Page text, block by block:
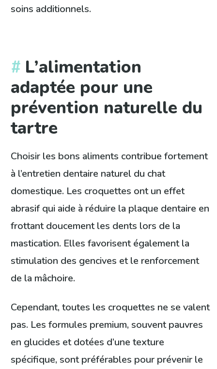
soins additionnels.
L’alimentation
adaptée pour une
prévention naturelle du
tartre
Choisir les bons aliments contribue fortement
à l’entretien dentaire naturel du chat
domestique. Les croquettes ont un effet
abrasif qui aide à réduire la plaque dentaire en
frottant doucement les dents lors de la
mastication. Elles favorisent également la
stimulation des gencives et le renforcement
de la mâchoire.
Cependant, toutes les croquettes ne se valent
pas. Les formules premium, souvent pauvres
en glucides et dotées d’une texture
spécifique, sont préférables pour prévenir le